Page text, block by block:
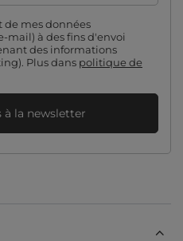
mes données
mail) à des fins d'envoi
des informations
Plus dans politique de
à la newsletter